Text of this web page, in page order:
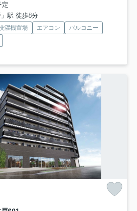
定
駅 徒歩8分
濯機置場 エアコン
バルコニー